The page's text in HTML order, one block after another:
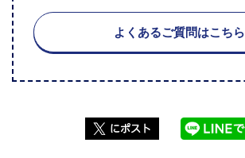
よくあるご質問はこちら